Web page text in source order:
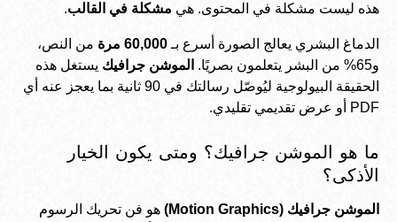
هذه ليست مشكلة في المحتوى. هي مشكلة في القالب.
الدماغ البشري يعالج الصورة أسرع بـ 60,000 مرة
من النص،
و65% من البشر يتعلمون بصريًا.
الموشن جرافيك يستغل هذه
الحقيقة البيولوجية ليُوصّل رسالتك في 90 ثانية بما يعجز عنه أي
PDF أو عرض تقديمي تقليدي.
ما هو الموشن جرافيك؟ ومتى يكون الخيار
الأذكى؟
الموشن جرافيك (Motion Graphics)
هو فن تحريك الرسوم